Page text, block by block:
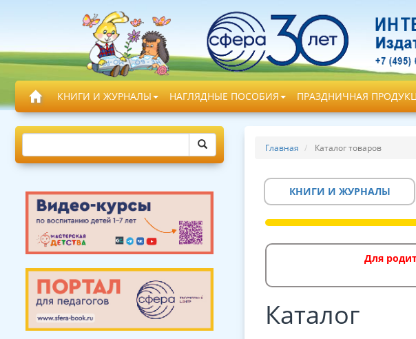
КНИГИ И ЖУРНАЛЫ НАГЛЯДНЫЕ ПОСОБИЯ ПРАЗДНИЧНАЯ
Главная Каталог товаров
КНИГИ И ЖУРНАЛЫ
Для
Каталог